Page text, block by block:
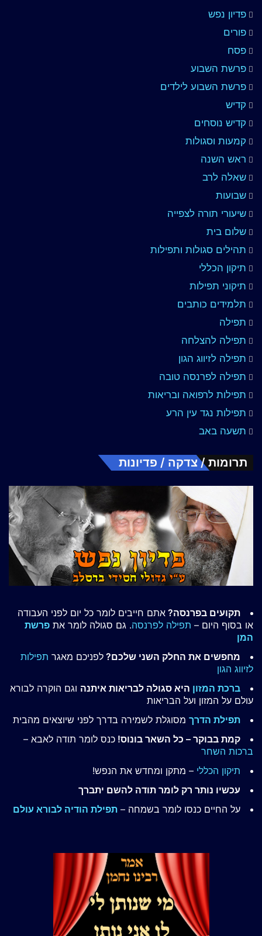
פדיון נפש
פורים
פסח
פרשת השבוע
פרשת השבוע לילדים
קדיש
קדיש נוסחים
קמעות וסגולות
ראש השנה
שאלה לרב
שבועות
שיעורי תורה לצפייה
שלום בית
תהילים סגולות ותפילות
תיקון הכללי
תיקוני תפילות
תלמידים כותבים
תפילה
תפילה להצלחה
תפילה לזיווג הגון
תפילה לפרנסה טובה
תפילות לרפואה ובריאות
תפילות נגד עין הרע
תשעה באב
תרומות / צדקה / פדיונות
תקועים בפרנסה? אתם חייבים לומר כל יום לפני העבודה
או בסוף היום – תפילה לפרנסה. גם סגולה לומר את פרשת
המן
מחפשים את החלק השני שלכם? לפניכם מאגר תפילות
לזיווג הגון
ברכת המזון היא סגולה לבריאות איתנה וגם הוקרה לבורא
עולם על המזון ועל הבריאות
תפילת הדרך מסוגלת לשמירה בדרך לפני שיוצאים מהבית
קמת בבוקר – כל השאר בונוס! כנס לומר תודה לאבא –
ברכות השחר
תיקון הכללי – מתקן ומחדש את הנפש!
עכשיו נותר רק לומר תודה להשם יתברך
על החיים כנסו לומר בשמחה – תפילת הודיה לבורא עולם